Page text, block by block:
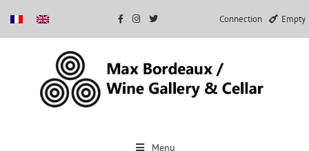
Connection Empty
Menu